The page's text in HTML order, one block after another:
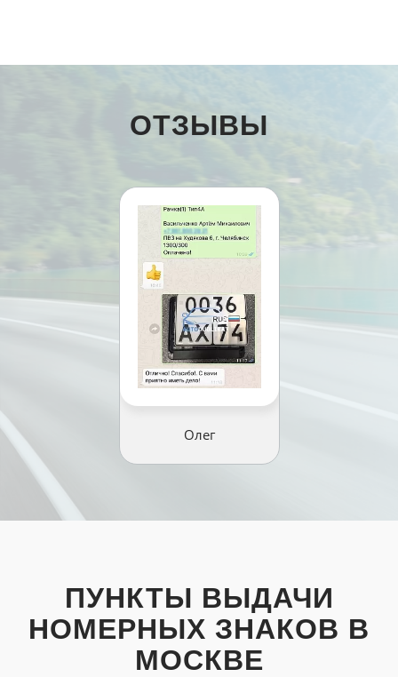
ОТЗЫВЫ
Олег
ПУНКТЫ ВЫДАЧИ
НОМЕРНЫХ ЗНАКОВ В
МОСКВЕ